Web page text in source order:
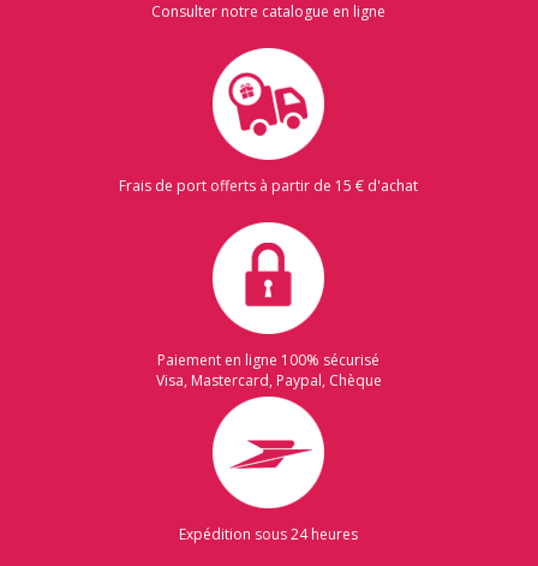
Consulter notre catalogue en ligne
Frais de port offerts à partir de 15 € d'achat
Paiement en ligne 100% sécurisé
Visa, Mastercard, Paypal, Chèque
Expédition sous 24 heures